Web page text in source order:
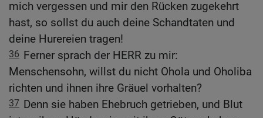
mich vergessen und mir den Rücken zugekehrt
hast, so sollst du auch deine Schandtaten und
deine Hurereien tragen!
36 Ferner sprach der HERR zu mir:
Menschensohn, willst du nicht Ohola und Oholiba
richten und ihnen ihre Gräuel vorhalten?
37 Denn sie haben Ehebruch getrieben, und Blut